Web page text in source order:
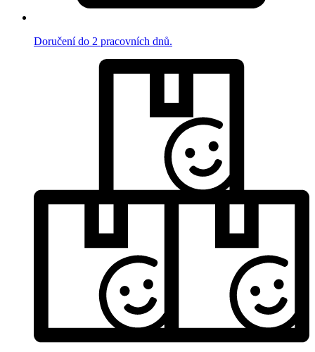
Doručení do 2 pracovních dnů.